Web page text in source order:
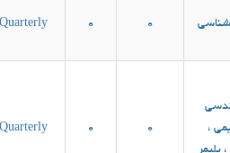
0
0
Quarterly
،
پلیمر
0
0
Quarterly